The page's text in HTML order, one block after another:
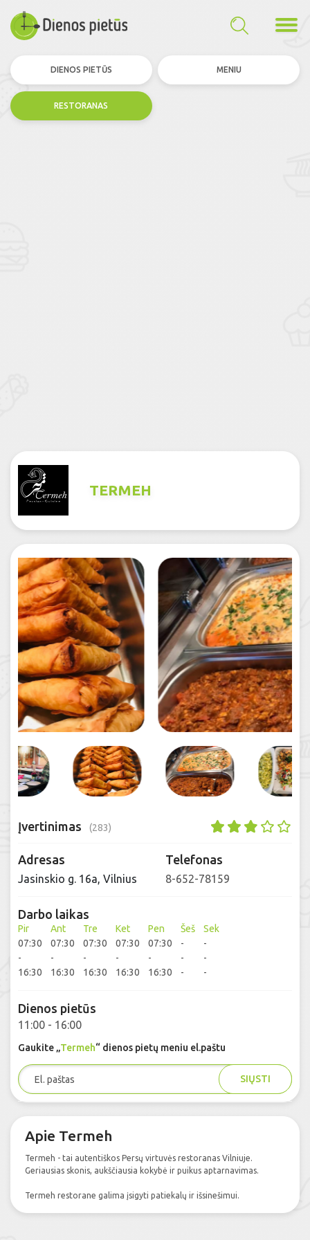
DIENOS PIETŪS MENIU
RESTORANAS
TERMEH
Įvertinimas (283)
Adresas
Jasinskio g. 16a, Vilnius
Telefonas
8-652-78159
Darbo laikas
Pir
07:30
-
16:30
Ant
07:30
-
16:30
Tre
07:30
-
16:30
Ket
07:30
-
16:30
Pen
07:30
-
16:30
Šeš
-
-
-
Sek
-
-
-
Dienos pietūs
11:00 - 16:00
Gaukite „Termeh“ dienos pietų meniu el.paštu
SIŲSTI
Apie Termeh
Termeh - tai autentiškos Persų virtuvės restoranas Vilniuje.
Geriausias skonis, aukščiausia kokybė ir puikus aptarnavimas.
Termeh restorane galima įsigyti patiekalų ir išsinešimui.